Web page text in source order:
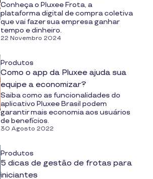
Conheça o Pluxee Frota, a
plataforma digital de compra coletiva
que vai fazer sua empresa ganhar
tempo e dinheiro.
22 Novembro 2024
Produtos
Como o app da Pluxee ajuda sua
equipe a economizar?
Saiba como as funcionalidades do
aplicativo Pluxee Brasil podem
garantir mais economia aos usuários
de benefícios.
30 Agosto 2022
Produtos
5 dicas de gestão de frotas para
iniciantes